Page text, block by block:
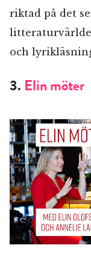
riktad på det
och
3. Elin möter